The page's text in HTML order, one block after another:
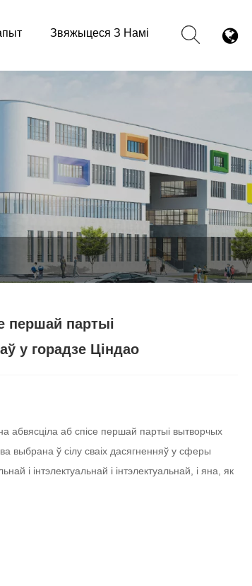
Звяжыцеся З Намі
першай партыі
у горадзе Ціндао
абвясціла аб спісе першай партыі вытворчых
выбрана ў сілу сваіх дасягненняў у сферы
і інтэлектуальнай і інтэлектуальнай, і яна, як